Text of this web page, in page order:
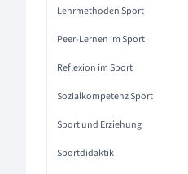
Lehrmethoden Sport
Peer-Lernen im Sport
Reflexion im Sport
Sozialkompetenz Sport
Sport und Erziehung
Sportdidaktik